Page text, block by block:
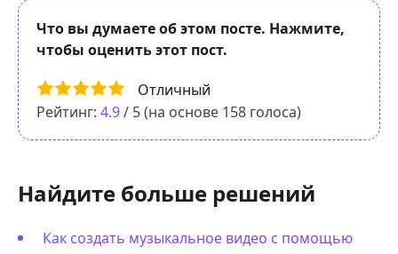
Что вы думаете об этом посте. Нажмите,
чтобы оценить этот пост.
Отличный
Рейтинг: 4.9/ 5 (на основе 158 голоса)
Найдите больше решений
Как создать музыкальное видео с помощью